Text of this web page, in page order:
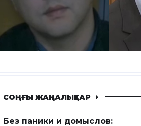
СОҢҒЫ ЖАҢАЛЫҚТАР
Без паники и домыслов: